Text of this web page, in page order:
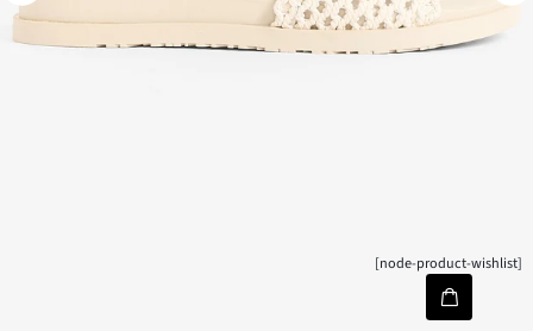
[node-product-wishlist]